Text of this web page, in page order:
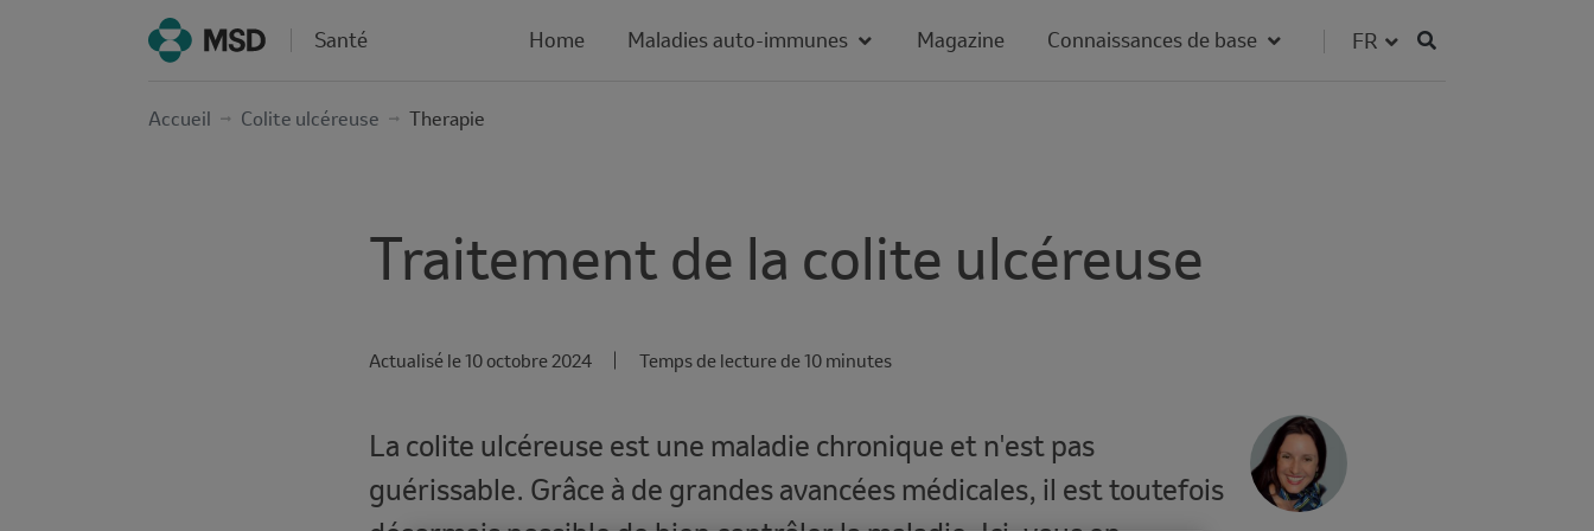
Santé Home Maladies auto-immunes Magazine Connaissances de base Fieldset for group
Select your language
Accueil Colite ulcéreuse Therapie
Traitement de la colite ulcéreuse
Actualisé le10 octobre 2024
Reading
Temps de lecture de 10 minutes
Author's
Avatar
La colite ulcéreuse est une maladie chronique et n'est pas
guérissable. Grâce à de grandes avancées médicales, il est toutefois